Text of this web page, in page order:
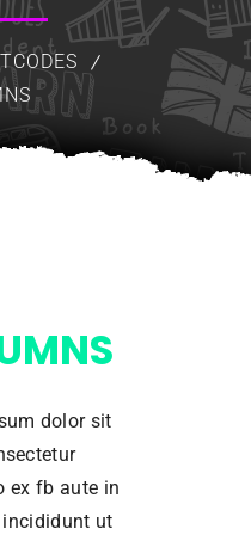
dolor sit
ex fb aute in
incididunt ut